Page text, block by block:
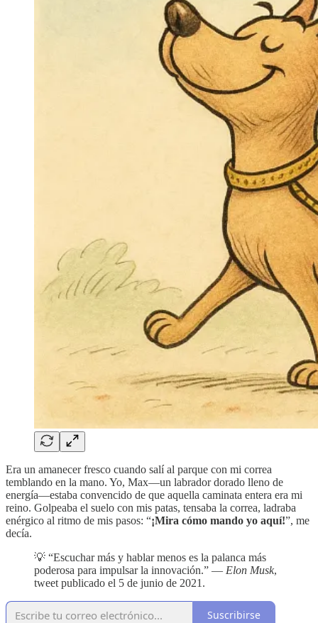
Era un amanecer fresco cuando salí al parque con mi correa
temblando en la mano. Yo, Max—un labrador dorado lleno de
energía—estaba convencido de que aquella caminata entera era mi
reino. Golpeaba el suelo con mis patas, tensaba la correa, ladraba
enérgico al ritmo de mis pasos: “¡Mira cómo mando yo aquí!”, me
decía.
💡 “Escuchar más y hablar menos es la palanca más
poderosa para impulsar la innovación.” — Elon Musk,
tweet publicado el 5 de junio de 2021.
Suscribirse